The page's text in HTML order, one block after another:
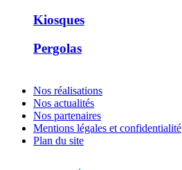
Kiosques
Pergolas
Nos réalisations
Nos actualités
Nos partenaires
Mentions légales et confidentialité
Plan du site